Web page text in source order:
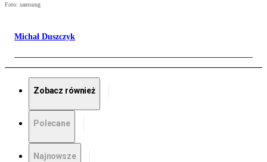
Foto: samsung
Michał Duszczyk
Zobacz również
Polecane
Najnowsze